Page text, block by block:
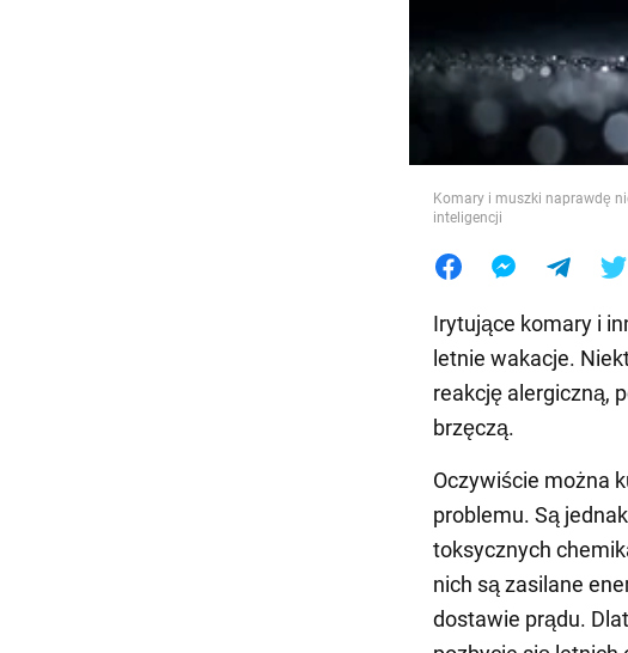
Komary i muszki naprawdę
inteligencji
Irytujące komary i
letnie wakacje.
reakcję alergiczną,
brzęczą.
Oczywiście można
problemu. Są
toksycznych
nich są zasilane
dostawie prądu.